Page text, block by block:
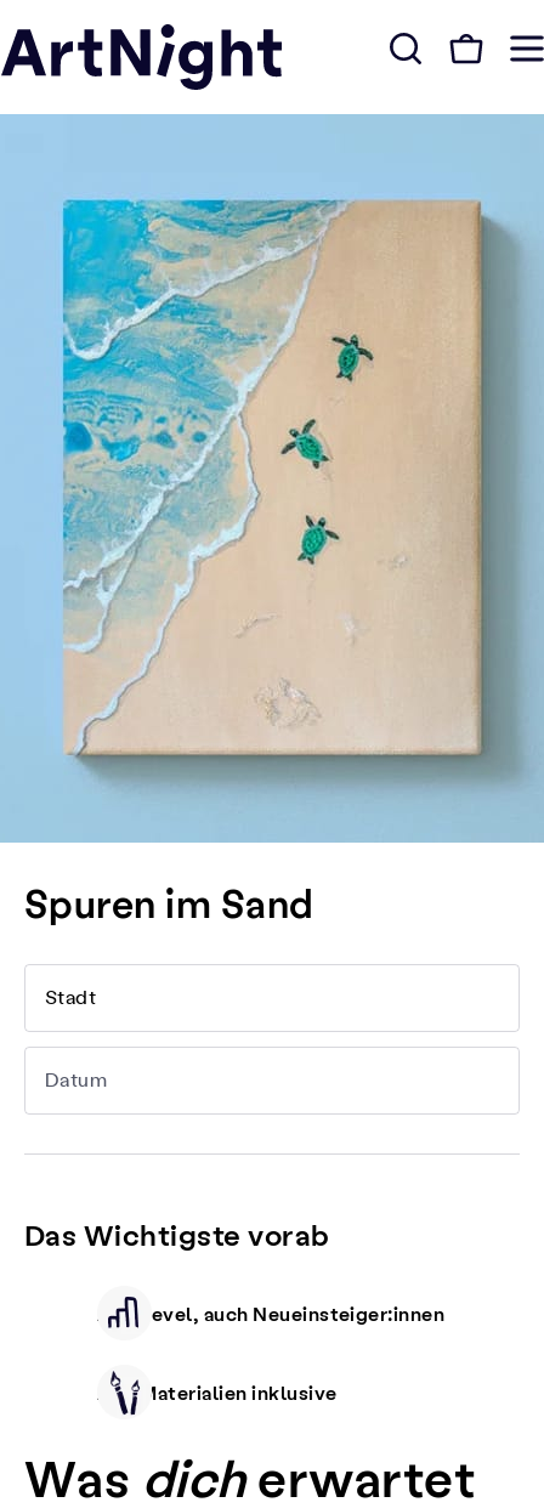
Spuren im Sand
Stadt
Datum
Das Wichtigste vorab
Alle Level, auch Neueinsteiger:innen
Alle Materialien inklusive
Was dicherwartet